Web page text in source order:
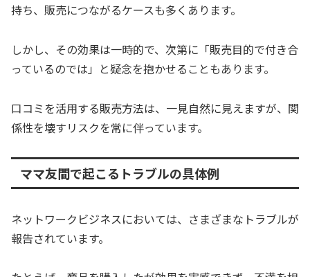
持ち、販売につながるケースも多くあります。
しかし、その効果は一時的で、次第に「販売目的で付き合
っているのでは」と疑念を抱かせることもあります。
口コミを活用する販売方法は、一見自然に見えますが、関
係性を壊すリスクを常に伴っています。
ママ友間で起こるトラブルの具体例
ネットワークビジネスにおいては、さまざまなトラブルが
報告されています。